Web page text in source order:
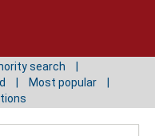
search
Most popular